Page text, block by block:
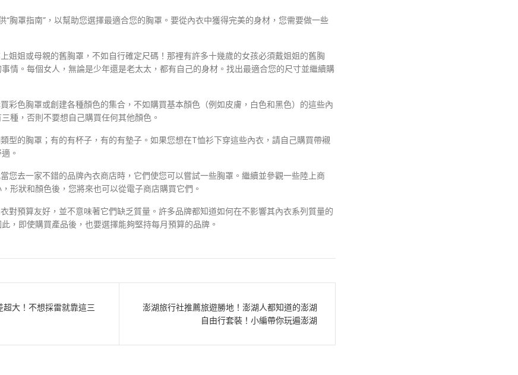
“胸罩指南”，以幫助您選擇最適合您的胸罩。要從內衣中獲得完美的身材，您需要做一些
姐姐或母親的舊胸罩，不如自行確定尺碼！那裡有許多十幾歲的女孩必須戴姐姐的舊胸
情。每個女人，無論是少年還是老太太，都有自己的身材。找出最適合您的尺寸並繼續購
彩色胸罩或創建各種顏色的集合，不如購買基本顏色（例如皮膚，白色和黑色）的這些內
種，否則不要想自己購買任何其他顏色。
型的胸罩；有的有杯子，有的有墊子。如果您想在T恤衫下穿這些內衣，請自己購買帶襯
。
您去一家不錯的品牌內衣商店時，它們使您可以嘗試一些胸罩。繼續並參觀一些陸上商
形狀和顏色後，您將來也可以從電子商店購買它們。
對預算友好，並不意味著它們缺乏質量。許多品牌都知道如何在不影響其內衣系列質量的
，即使購買產品後，也要選擇能夠堅持每月預算的品牌。
大！不想採雷就靠這三
澎湖旅行社推薦旅遊勝地！澎湖人都知道的澎湖
自由行套裝！小編帶你玩遍澎湖